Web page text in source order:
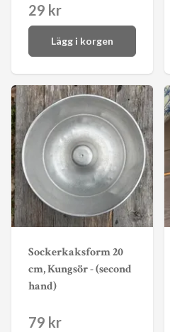
29 kr
Lägg i korgen
Sockerkaksform 20
cm, Kungsör - (second
hand)
79 kr